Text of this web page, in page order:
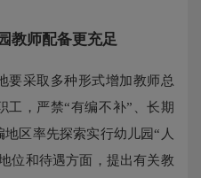
师配备更充足
采取多种形式增加教师总
工，严禁“有编不补”、长期
区率先探索实行幼儿园“人
位和待遇方面，提出有关教